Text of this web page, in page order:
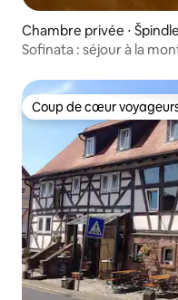
Chambre privée ⋅
Sofinata : séjour à la
Coup de cœur
Coup de cœur